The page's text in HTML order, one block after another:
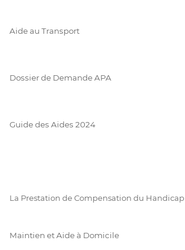
Aide au Transport
Dossier de Demande APA
Guide des Aides 2024
La Prestation de Compensation du Handicap
Maintien et Aide à Domicile